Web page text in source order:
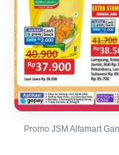
Promo JSM Alfamart